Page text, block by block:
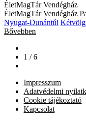
ÉletMagTár Vendégház
ÉletMagTár Vendégház
Nyugat-Dunántúl
Bővebben
1 / 6
Impresszum
Adatvédelmi
Cookie tájékoztató
Kapcsolat